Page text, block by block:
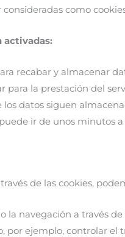
como
activadas:
recabar y almacenar
la prestación del
los datos siguen
ir de unos minutos a
de las cookies,
la navegación a través
por ejemplo, controlar